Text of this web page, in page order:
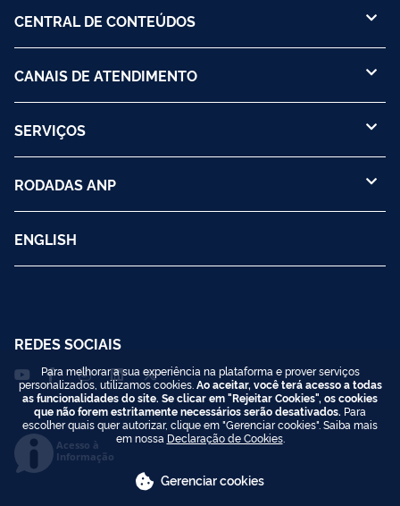
CENTRAL DE CONTEÚDOS
CANAIS DE ATENDIMENTO
SERVIÇOS
RODADAS ANP
ENGLISH
REDES SOCIAIS
Acesso à
Informação
Para melhorar a sua experiência na plataforma e prover serviços
personalizados, utilizamos cookies. Ao aceitar, você terá acesso a todas
as funcionalidades do site. Se clicar em "Rejeitar Cookies", os cookies
que não forem estritamente necessários serão desativados. Para
escolher quais quer autorizar, clique em "Gerenciar cookies". Saiba mais
em nossa Declaração de Cookies.
Gerenciar cookies